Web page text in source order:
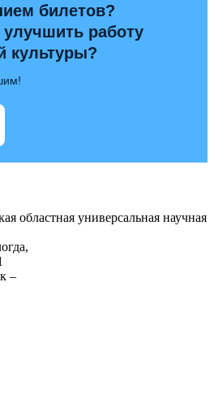
билетов?
улучшить работу
культуры?
областная универсальная научная
–